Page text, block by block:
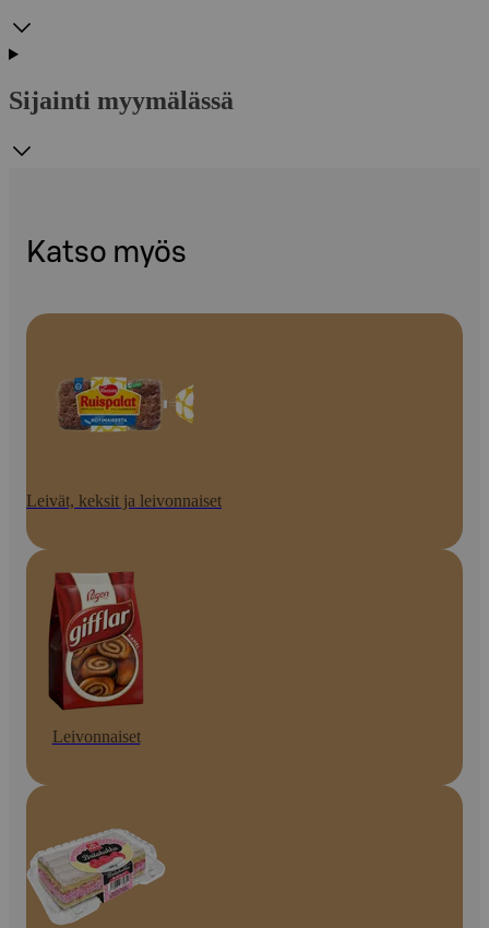
Sijainti myymälässä
Katso myös
Leivät, keksit ja leivonnaiset
Leivonnaiset